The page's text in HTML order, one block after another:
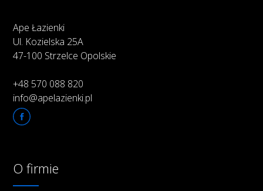
Ape Łazienki
Ul. Kozielska 25A
47-100 Strzelce Opolskie
+48 570 088 820
info@apelazienki.pl
O firmie